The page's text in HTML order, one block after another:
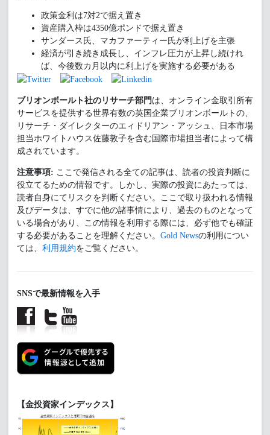
政策金利は7対2で据え置き
資産購入枠は4350億ポンドで据え置き
サンダース氏、マカファーティー氏が利上げを主張
経済が引き続き成長し、インフレ圧力が上昇し続けれ
ば、今後数カ月以内に利上げを実施する必要がある
ブリオンボールト社のリサーチ部門 は、オンライン金取引所有
サービスを提供する世界有数の英国企業ブリオンボールトの、
リサーチ・ダイレクターのエィドリアン・アッシュ、日本市場
担当ホワイトハウス佐藤敦子を含む国際市場担当者によって構
成されています。
注意事項: ここで発信される全ての記事は、読者の投資判断に
役立てるための情報です。しかし、実際の投資にあたっては、
読者自身にてリスクを判断ください。ここで取り扱われる情報
及びデータは、すでに他の諸事情により、過去のものとなって
いる場合があり、この情報を利用する際には、必ず他でも確証
する必要があることを理解ください。 Gold Newsの利用につい
ては、 利用規約をご覧ください。
SNSで最新情報を入手
【金投資家インデックス】